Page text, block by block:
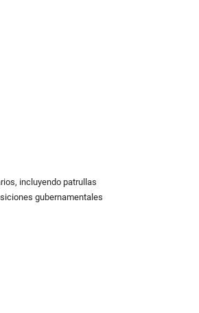
incluyendo patrullas
gubernamentales